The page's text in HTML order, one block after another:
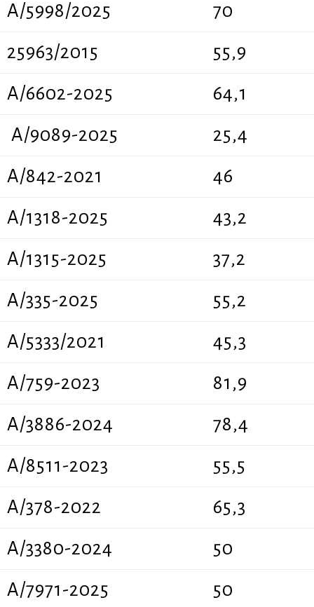
A/5998/2025 70
25963/2015 55,9
Α/6602-2025 64,1
A/9089-2025 25,4
Α/842-2021 46
A/1318-2025 43,2
A/1315-2025 37,2
A/335-2025 55,2
Α/5333/2021 45,3
A/759-2023 81,9
A/3886-2024 78,4
A/8511-2023 55,5
A/378-2022 65,3
Α/3380-2024 50
A/7971-2025 50